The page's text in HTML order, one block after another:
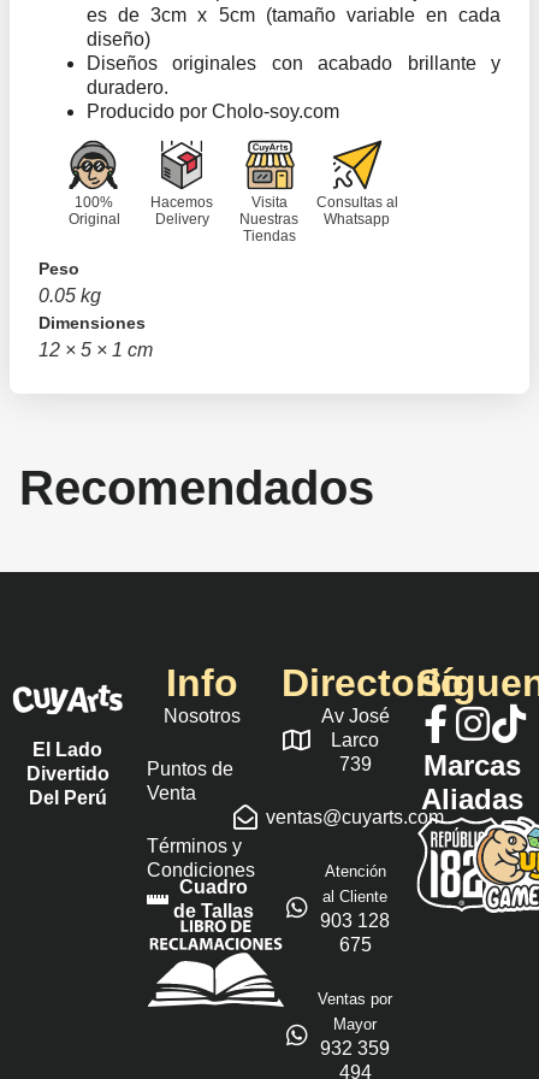
es de 3cm x 5cm (tamaño variable en cada
diseño)
Diseños originales con acabado brillante y
duradero.
Producido por Cholo-soy.com
100%
Original
Hacemos
Delivery
Visita
Nuestras
Tiendas
Consultas al
Whatsapp
Peso
0.05 kg
Dimensiones
12 × 5 × 1 cm
Recomendados
El Lado
Divertido
Del Perú
Info
Nosotros
Puntos de
Venta
Términos y
Condiciones
Cuadro
de Tallas
Directorio
Av José
Larco
739
ventas@cuyarts.com
Atención
al Cliente
903 128
675
Ventas por
Mayor
932 359
494
Marcas
Aliadas